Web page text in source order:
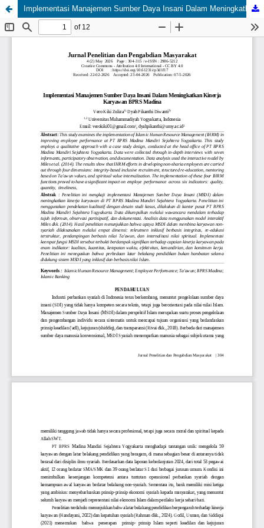
Implementasi Manajemen Sumber Daya Insani Dalam Meningkatkan Kinerja Karyawan BPRS Madina